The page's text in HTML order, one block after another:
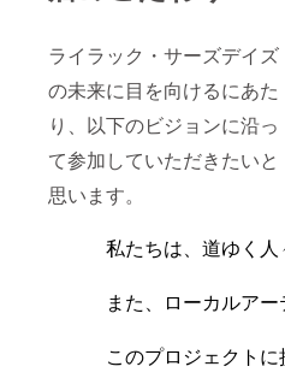
ライラック・サーズデイズ
の未来に目を向けるにあた
り、以下のビジョンに沿っ
て参加していただきたいと
思います。
私たちは、道ゆく
また、ローカルア
このプロジェクト